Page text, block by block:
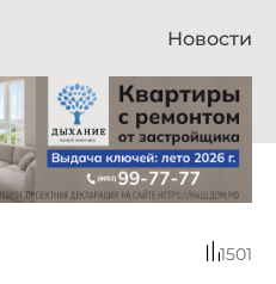
Новости
1501